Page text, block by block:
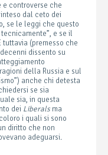
e controverse che
dal ceto dei
se le leggi che questo
e se il
(premesso che
dissento su
della Russia e sul
anche chi detesta
se sia
sia, in questa
dei Liberals ma
i quali si sono
diritto che non
adeguarsi.